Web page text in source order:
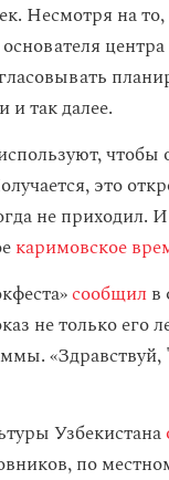
Несмотря на
так далее.
чтобы
это
не приходил.
каримовское
сообщил в
не только его
Узбекистана
по